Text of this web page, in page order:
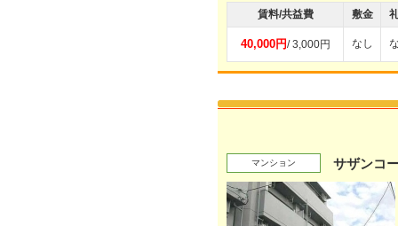
賃料/共益費 敷金
40,000円/ 3,000円 なし
マンション サザンコ